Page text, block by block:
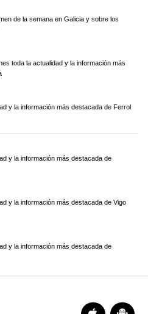
de la semana en Galicia y sobre los
toda la actualidad y la información más
y la información más destacada de Ferrol
y la información más destacada de
y la información más destacada de Vigo
y la información más destacada de